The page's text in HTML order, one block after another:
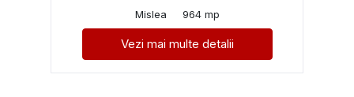
Mislea
964 mp
Vezi mai multe detalii